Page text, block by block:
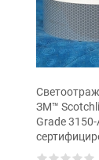
ЗМ™
Grade